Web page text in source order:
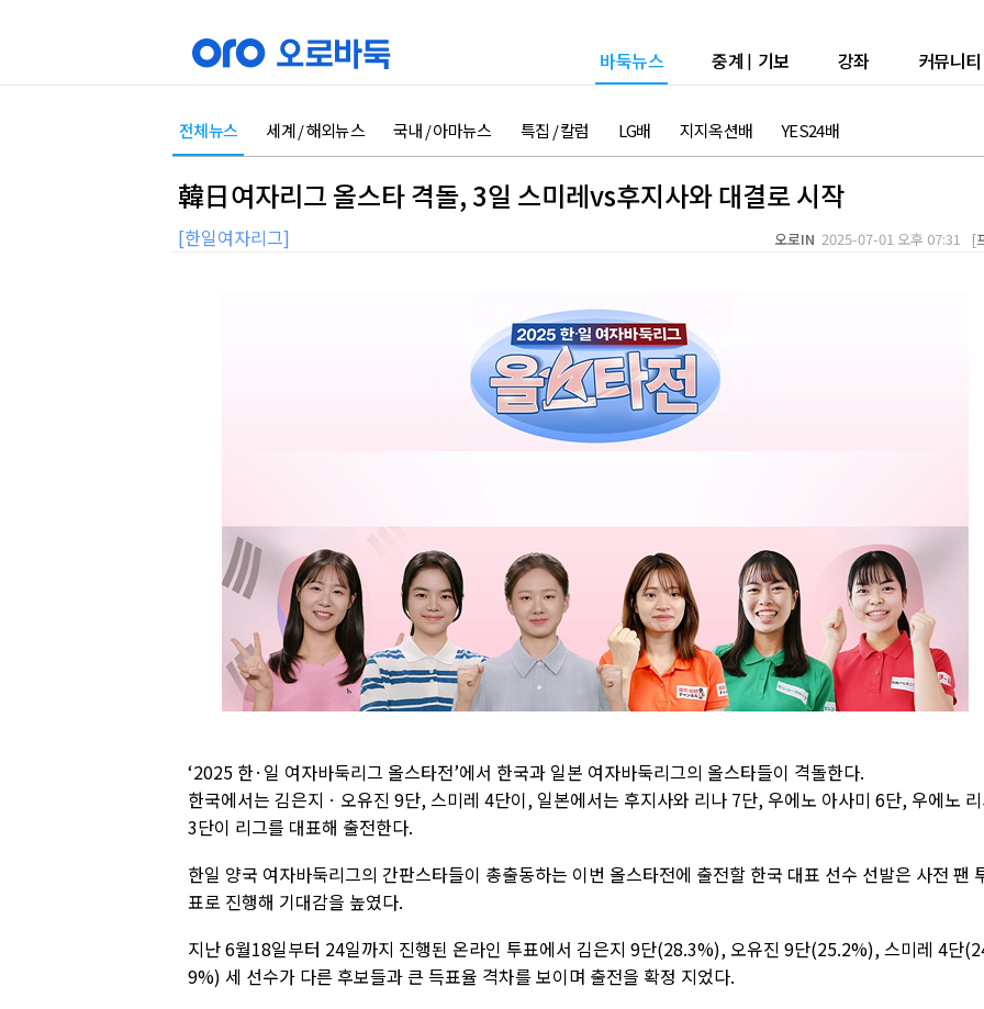
바둑뉴스 중계 | 기보 강좌 커뮤니티
전체뉴스 세계 / 해외뉴스 국내 / 아마뉴스 특집 / 칼럼 LG배 지지옥션배 YES24배
韓日여자리그 올스타 격돌, 3일 스미레vs후지사와 대결로 시작
[한일여자리그] 오로IN 2025-07-01 오후 07:31 [
‘2025 한·일 여자바둑리그 올스타전’에서 한국과 일본 여자바둑리그의 올스타들이 격돌한다.
한국에서는 김은지ㆍ오유진 9단, 스미레 4단이, 일본에서는 후지사와 리나 7단, 우에노 아사미 6단, 우에노
3단이 리그를 대표해 출전한다.
한일 양국 여자바둑리그의 간판스타들이 총출동하는 이번 올스타전에 출전할 한국 대표 선수 선발은 사전 팬
표로 진행해 기대감을 높였다.
지난 6월18일부터 24일까지 진행된 온라인 투표에서 김은지 9단(28.3%), 오유진 9단(25.2%), 스미레 4단
9%) 세 선수가 다른 후보들과 큰 득표율 격차를 보이며 출전을 확정 지었다.